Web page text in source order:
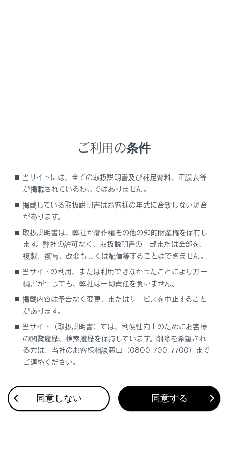
G-Linkを契約する
G-Linkを利用する
G-Linkを解約する
合わせて見られているページ
VICS・交通情報
目的地に設定する場所の検索
地上デジタルテレビの視聴
このページは役に立ちましたか？
ご利用の条件
当サイトには、全ての取扱説明書及び補足資料、正誤表等
が掲載されているわけではありません。
掲載している取扱説明書はお客様の年式に合致しない場合
があります。
取扱説明書は、弊社が著作権その他の知的財産権を保有し
ます。弊社の許可なく、取扱説明書の一部または全部を、
複製、複写、改変もしくは配信等することはできません。
当サイトの利用、または利用できなかったことにより万一
損害が生じても、弊社は一切責任を負いません。
掲載内容は予告なく変更、またはサービスを中止すること
があります。
当サイト（取扱説明書）では、利便性向上のためにお客様
の閲覧履歴、検索履歴を保持しています。削除を希望され
る方は、当社のお客様相談窓口（0800-700-7700）まで
ご連絡ください。
同意しない 同意する